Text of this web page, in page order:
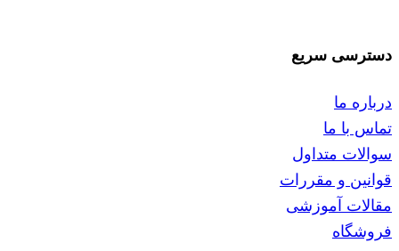
دسترسی سریع
درباره ما
تماس با ما
سوالات متداول
قوانین و مقررات
مقالات آموزشی
فروشگاه